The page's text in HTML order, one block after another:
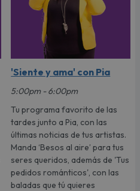
'Siente y ama' con Pia
5:00pm - 6:00pm
Tu programa favorito de las
tardes junto a Pia, con las
últimas noticias de tus artistas.
Manda ‘Besos al aire’ para tus
seres queridos, además de 'Tus
pedidos románticos', con las
baladas que tú quieres